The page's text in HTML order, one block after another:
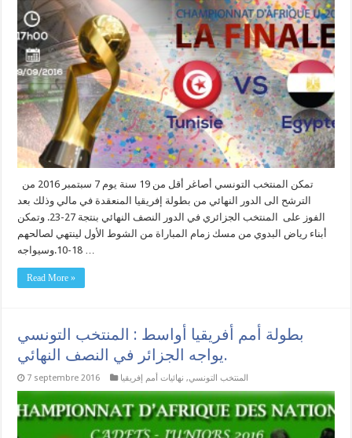
الترشح الى الدور النهائي من بطولة إفريقيا المنعقدة في مالي وذلك بعد
الفوز على المنتخب الجزائري في الدور النصف النهائي بنتجة 27-23. وتمكن
أبناء رياض البدوي من مسك زمام المباراة من الشوط الأول لينتهي لصالحهم
18-10.وسيواجه …
Read More »
بطولة أمم أفريقيا أواسط : المنتخب التونسي
يواجه الجزائر في النصف النهائي.
7 septembre 2016 المنتخب التونسي, نهائيات أمم إفريقيا